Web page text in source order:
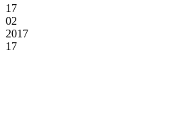
17
02
2017
17